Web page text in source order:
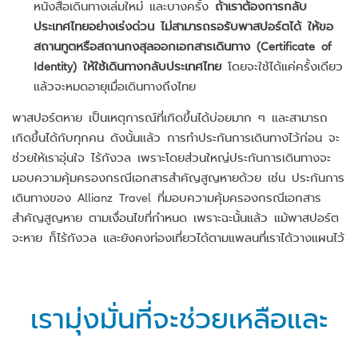
หนังสือเดินทางเล่มใหม่ และบางครั้ง ถ้าเราต้องการกลับ
ประเทศไทยอย่างเร่งด่วน ไม่สามารถรอรับพาสปอร์ตได้ ให้ขอ
สถานทูตหรือสถานกงสุลออกเอกสารเดินทาง (Certificate of
Identity) ให้ใช้เดินทางกลับประเทศไทยโดยจะใช้ได้แค่ครั้งเดียว
แล้วจะหมดอายุเมื่อเดินทางถึงไทย
พาสปอร์ตหาย เป็นเหตุการณ์ที่เกิดขึ้นได้บ่อยมาก ๆ และสามารถ
เกิดขึ้นได้กับทุกคน ดังนั้นแล้ว การทำประกันการเดินทางไว้ก่อน จะ
ช่วยให้เราอุ่นใจ ไร้กังวล เพราะโดยส่วนใหญ่ประกันการเดินทางจะ
มอบความคุ้มครองกรณีเอกสารสำคัญสูญหายด้วย เช่น ประกันการ
เดินทางของ Allianz Travel ที่มอบความคุ้มครองกรณีเอกสาร
สำคัญสูญหาย ตามเงื่อนไขที่กำหนด เพราะฉะนั้นแล้ว แม้พาสปอร์ต
จะหาย ก็ไร้กังวล และยังคงท่องเที่ยวได้ตามแพลนที่เราได้วางแผนไว้
เรามุ่งมั่นที่จะช่วยเหลือและ